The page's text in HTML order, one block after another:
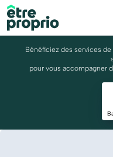
Bénéficiez des services
pour vous accompagner